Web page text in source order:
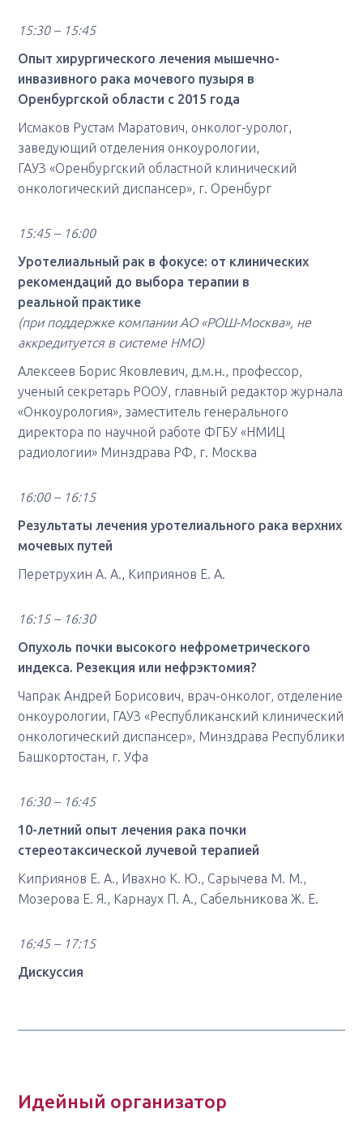
15:30 – 15:45
Опыт хирургического лечения мышечно-
инвазивного рака мочевого пузыря в
Оренбургской области с 2015 года
Исмаков Рустам Маратович, онколог-уролог,
заведующий отделения онкоурологии,
ГАУЗ «Оренбургский областной клинический
онкологический диспансер», г. Оренбург
15:45 – 16:00
Уротелиальный рак в фокусе: от клинических
рекомендаций до выбора терапии в
реальной практике
(при поддержке компании АО «РОШ-Москва», не
аккредитуется в системе НМО)
Алексеев Борис Яковлевич, д.м.н., профессор,
ученый секретарь РООУ, главный редактор журнала
«Онкоурология», заместитель генерального
директора по научной работе ФГБУ «НМИЦ
радиологии» Минздрава РФ, г. Москва
16:00 – 16:15
Результаты лечения уротелиального рака верхних
мочевых путей
Перетрухин А. А., Киприянов Е. А.
16:15 – 16:30
Опухоль почки высокого нефрометрического
индекса. Резекция или нефрэктомия?
Чапрак Андрей Борисович, врач-онколог, отделение
онкоурологии, ГАУЗ «Республиканский клинический
онкологический диспансер», Минздрава Республики
Башкортостан, г. Уфа
16:30 – 16:45
10-летний опыт лечения рака почки
стереотаксической лучевой терапией
Киприянов Е. А., Ивахно К. Ю., Сарычева М. М.,
Мозерова Е. Я., Карнаух П. А., Сабельникова Ж. Е.
16:45 – 17:15
Дискуссия
Идейный организатор